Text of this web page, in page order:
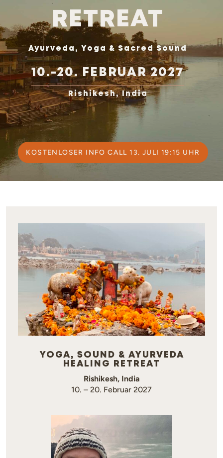
RETREAT
Ayurveda, Yoga & Sacred Sound
10.-20. FEBRUAR 2027
Rishikesh, India
KOSTENLOSER INFO CALL 13. JULI 19:15 UHR
YOGA, SOUND & AYURVEDA
HEALING RETREAT
Rishikesh, India
10. – 20. Februar 2027